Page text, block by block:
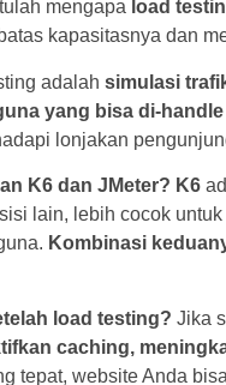
mengapa load
kapasitasnya dan
adalah simulasi
yang bisa di-
lonjakan
K6 dan JMeter? K6
lain, lebih cocok
Kombinasi
load testing? Jika
caching,
tepat, website Anda